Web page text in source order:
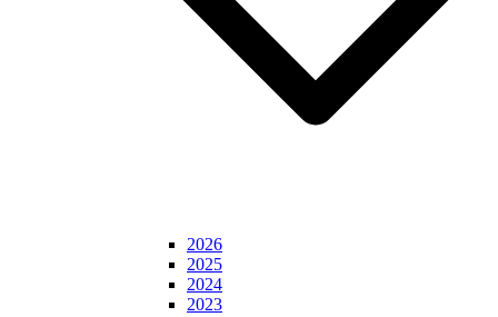
2026
2025
2024
2023